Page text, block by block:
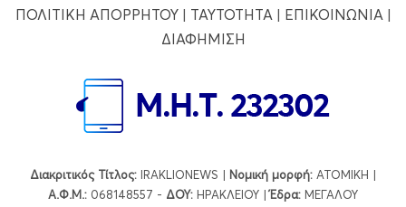
ΠΟΛΙΤΙΚΗ ΑΠΟΡΡΗΤΟΥ| ΤΑΥΤΟΤΗΤΑ | ΕΠΙΚΟΙΝΩΝΙΑ |
ΔΙΑΦΗΜΙΣΗ
Διακριτικός Τίτλος: IRAKLIONEWS | Νομική μορφή: ΑΤΟΜΙΚΗ |
Α.Φ.Μ.: 068148557 - ΔΟΥ: ΗΡΑΚΛΕΙΟΥ |Έδρα: ΜΕΓΑΛΟΥ